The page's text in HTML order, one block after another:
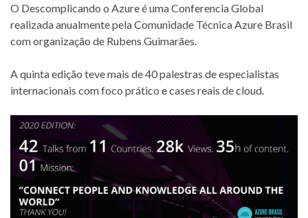
O Descomplicando o Azure é uma Conferencia Global
realizada anualmente pela Comunidade Técnica Azure Brasil
com organização de Rubens Guimarães.
A quinta edição teve mais de 40 palestras de especialistas
internacionais com foco prático e cases reais de cloud.